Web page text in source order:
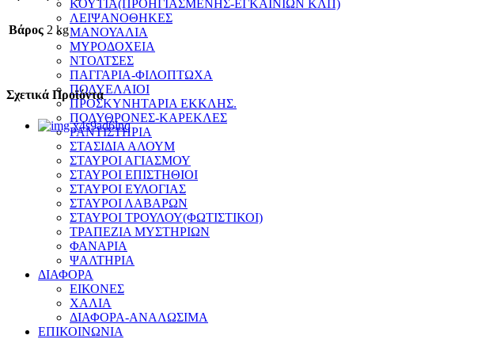
ΚΟΥΤΙΑ(ΠΡΟΗΓΙΑΣΜΕΝΗΣ-ΕΓΚΑΙΝΙΩΝ ΚΛΠ)
ΛΕΙΨΑΝΟΘΗΚΕΣ
ΜΑΝΟΥΑΛΙΑ
ΜΥΡΟΔΟΧΕΙΑ
ΝΤΟΛΤΣΕΣ
ΠΑΓΓΑΡΙΑ-ΦΙΛΟΠΤΩΧΑ
ΠΟΛΥΕΛΑΙΟΙ
ΠΡΟΣΚΥΝΗΤΑΡΙΑ ΕΚΚΛΗΣ.
ΠΟΛΥΘΡΟΝΕΣ-ΚΑΡΕΚΛΕΣ
ΡΑΝΤΙΣΤΗΡΙΑ
ΣΤΑΣΙΔΙΑ ΑΛΟΥΜ
ΣΤΑΥΡΟΙ ΑΓΙΑΣΜΟΥ
ΣΤΑΥΡΟΙ ΕΠΙΣΤΗΘΙΟΙ
ΣΤΑΥΡΟΙ ΕΥΛΟΓΙΑΣ
ΣΤΑΥΡΟΙ ΛΑΒΑΡΩΝ
ΣΤΑΥΡΟΙ ΤΡΟΥΛΟΥ(ΦΩΤΙΣΤΙΚΟΙ)
ΤΡΑΠΕΖΙΑ ΜΥΣΤΗΡΙΩΝ
ΦΑΝΑΡΙΑ
ΨΑΛΤΗΡΙΑ
ΔΙΑΦΟΡΑ
ΕΙΚΟΝΕΣ
ΧΑΛΙΑ
ΔΙΑΦΟΡΑ-ΑΝΑΛΩΣΙΜΑ
ΕΠΙΚΟΙΝΩΝΙΑ
Βάρος 2 kg
Σχετικά Προϊόντα